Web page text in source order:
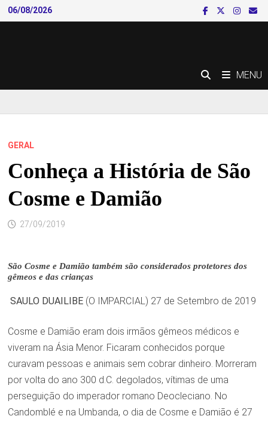
Skip
to
06/08/2026
MENU
GERAL
Conheça a História de São
Cosme e Damião
27/09/2019
São Cosme e Damião também são considerados protetores dos
gêmeos e das crianças
SAULO DUAILIBE(O IMPARCIAL) 27 de Setembro de 2019
Cosme e Damião eram dois irmãos gêmeos médicos e
viveram na Ásia Menor. Ficaram conhecidos porque
curavam pessoas e animais sem cobrar dinheiro. Morreram
por volta do ano 300 d.C. degolados, vítimas de uma
perseguição do imperador romano Deocleciano. No
Candomblé e na Umbanda, o dia de Cosme e Damião é 27